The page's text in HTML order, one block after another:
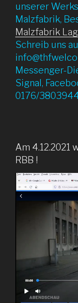
unserer
Malzfabrik,
Malzfabrik
Schreib uns
Messenger-
Signal,
0176/
Am 4.12.2021
RBB !
Video-
Player